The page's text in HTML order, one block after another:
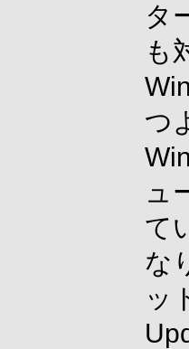
タ
も
つ
ュ
て
な
ッ